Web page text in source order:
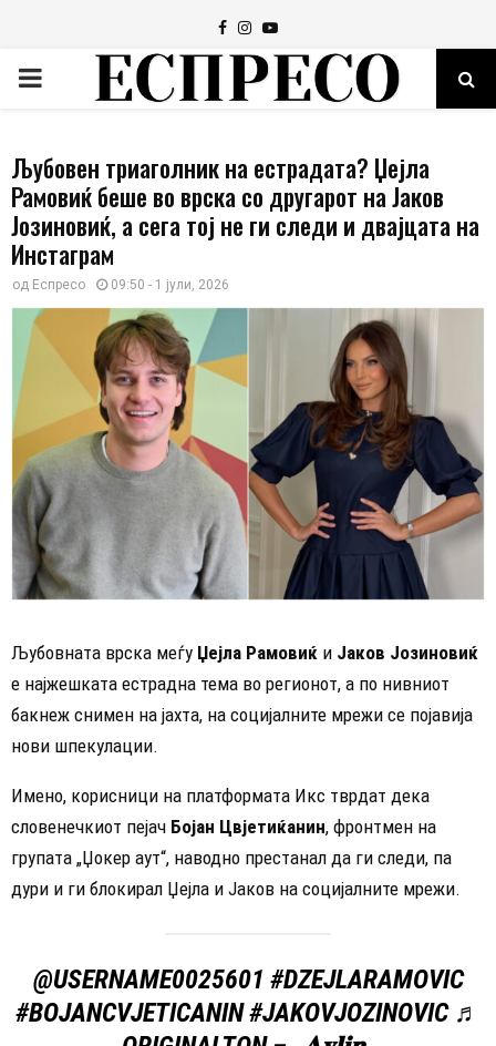
Facebook
Instagram
Youtube
PRIMARY
Љубовен триаголник на естрадата? Џејла
Рамовиќ беше во врска со другарот на Јаков
Јозиновиќ, а сега тој не ги следи и двајцата на
Инстаграм
од Еспресо 09:50 - 1 јули, 2026
Љубовната врска меѓу Џејла Рамовиќ и Јаков Јозиновиќ
е најжешката естрадна тема во регионот, а по нивниот
бакнеж снимен на јахта, на социјалните мрежи се појавија
нови шпекулации.
Имено, корисници на платформата Икс тврдат дека
словенечкиот пејач Бојан Цвјетиќанин, фронтмен на
групата „Џокер аут“, наводно престанал да ги следи, па
дури и ги блокирал Џејла и Јаков на социјалните мрежи.
@USERNAME0025601 #DZEJLARAMOVIC
#BOJANCVJETICANIN#JAKOVJOZINOVIC ♬